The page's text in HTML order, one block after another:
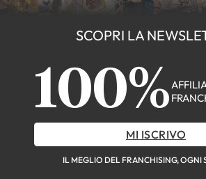
SCOPRI LA
100%
MI ISCRIVO
IL MEGLIO DEL FRANCHISING, OGNI